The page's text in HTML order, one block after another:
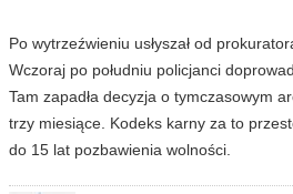
Po wytrzeźwieniu usłyszał od
Wczoraj po południu policjanci
Tam zapadła decyzja o tymczasowym
trzy miesiące. Kodeks karny za to
do 15 lat pozbawienia wolności.